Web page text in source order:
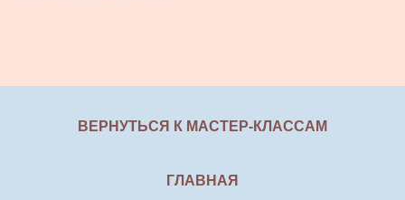
ВЕРНУТЬСЯ К МАСТЕР-КЛАССАМ
ГЛАВНАЯ